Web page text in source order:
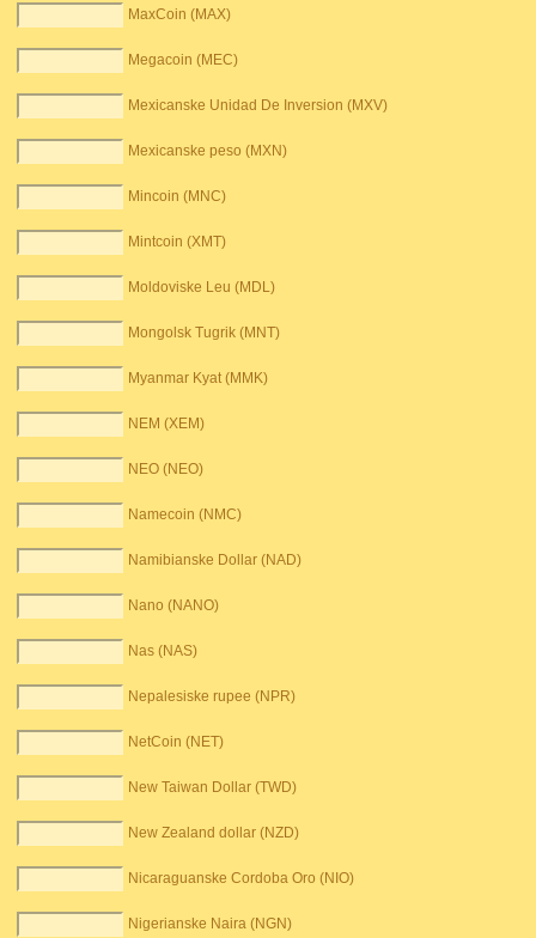
MaxCoin (MAX)
Megacoin (MEC)
Mexicanske Unidad De Inversion (MXV)
Mexicanske peso (MXN)
Mincoin (MNC)
Mintcoin (XMT)
Moldoviske Leu (MDL)
Mongolsk Tugrik (MNT)
Myanmar Kyat (MMK)
NEM (XEM)
NEO (NEO)
Namecoin (NMC)
Namibianske Dollar (NAD)
Nano (NANO)
Nas (NAS)
Nepalesiske rupee (NPR)
NetCoin (NET)
New Taiwan Dollar (TWD)
New Zealand dollar (NZD)
Nicaraguanske Cordoba Oro (NIO)
Nigerianske Naira (NGN)